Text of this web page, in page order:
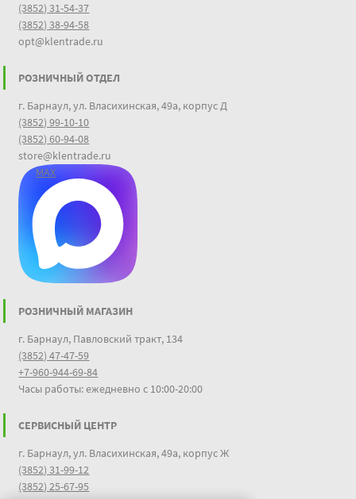
(3852) 31-54-37
(3852) 38-94-58
opt@klentrade.ru
РОЗНИЧНЫЙ ОТДЕЛ
г. Барнаул, ул. Власихинская, 49а, корпус Д
(3852) 99-10-10
(3852) 60-94-08
store@klentrade.ru
MAX
РОЗНИЧНЫЙ МАГАЗИН
г. Барнаул, Павловский тракт, 134
(3852) 47-47-59
+7-960-944-69-84
Часы работы: ежедневно с 10:00-20:00
СЕРВИСНЫЙ ЦЕНТР
г. Барнаул, ул. Власихинская, 49а, корпус Ж
(3852) 31-99-12
(3852) 25-67-95